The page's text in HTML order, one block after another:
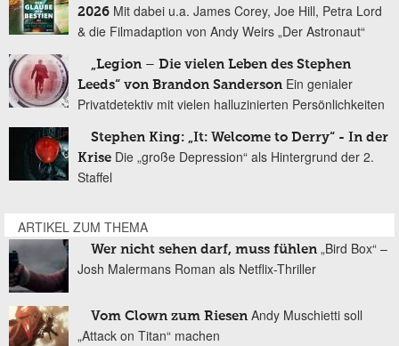
2026 Mit dabei u.a. James Corey, Joe Hill, Petra Lord
& die Filmadaption von Andy Weirs „Der Astronaut“
„Legion – Die vielen Leben des Stephen
Leeds“ von Brandon Sanderson Ein genialer
Privatdetektiv mit vielen halluzinierten Persönlichkeiten
Stephen King: „It: Welcome to Derry“ - In der
Krise Die „große Depression“ als Hintergrund der 2.
Staffel
ARTIKEL ZUM THEMA
Wer nicht sehen darf, muss fühlen „Bird Box“ –
Josh Malermans Roman als Netflix-Thriller
Vom Clown zum Riesen Andy Muschietti soll
„Attack on Titan“ machen